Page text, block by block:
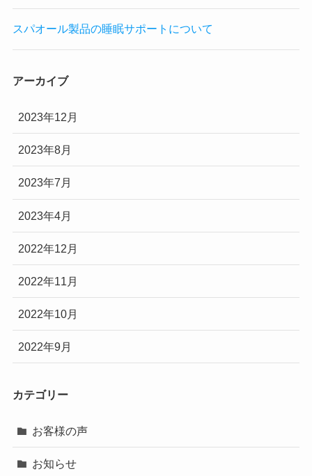
スパオール製品の睡眠サポートについて
アーカイブ
2023年12月
2023年8月
2023年7月
2023年4月
2022年12月
2022年11月
2022年10月
2022年9月
カテゴリー
お客様の声
お知らせ